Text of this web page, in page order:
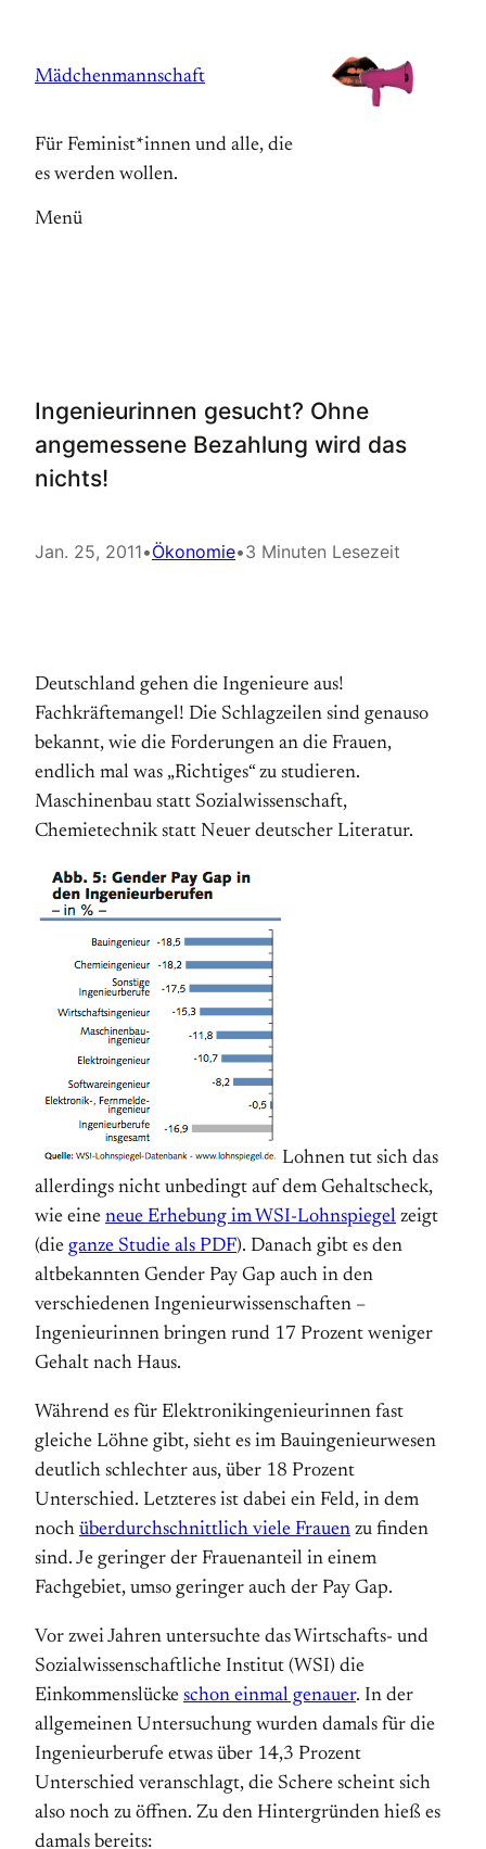
springen
Mädchenmannschaft
Für Feminist*innen und alle, die
es werden wollen.
Menü
Ingenieurinnen gesucht? Ohne
angemessene Bezahlung wird das
nichts!
Jan. 25, 2011•Ökonomie•3 Minuten Lesezeit
Deutschland gehen die Ingenieure aus!
Fachkräftemangel! Die Schlagzeilen sind genauso
bekannt, wie die Forderungen an die Frauen,
endlich mal was „Richtiges“ zu studieren.
Maschinenbau statt Sozialwissenschaft,
Chemietechnik statt Neuer deutscher Literatur.
Lohnen tut sich das
allerdings nicht unbedingt auf dem Gehaltscheck,
wie eine neue Erhebung im WSI-Lohnspiegel zeigt
(die ganze Studie als PDF). Danach gibt es den
altbekannten Gender Pay Gap auch in den
verschiedenen Ingenieur­wissen­schaften –
Ingenieurinnen bringen rund 17 Prozent weniger
Gehalt nach Haus.
Während es für Elektronikingenieurinnen fast
gleiche Löhne gibt, sieht es im Bauingenieurwesen
deutlich schlechter aus, über 18 Prozent
Unterschied. Letzteres ist dabei ein Feld, in dem
noch überdurchschnittlich viele Frauen zu finden
sind. Je geringer der Frauenanteil in einem
Fachgebiet, umso geringer auch der Pay Gap.
Vor zwei Jahren untersuchte das Wirtschafts- und
Sozialwissenschaftliche Institut (WSI) die
Einkommenslücke schon einmal genauer. In der
allgemeinen Untersuchung wurden damals für die
Ingenieurberufe etwas über 14,3 Prozent
Unterschied veranschlagt, die Schere scheint sich
also noch zu öffnen. Zu den Hintergründen hieß es
damals bereits: